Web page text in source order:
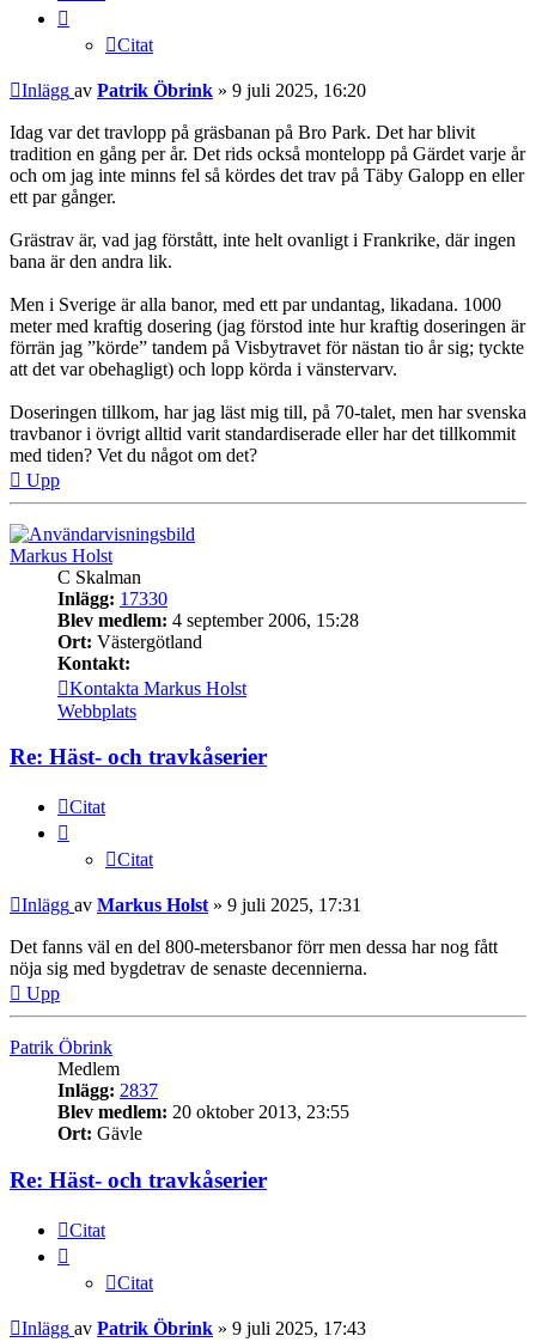
Citat
Inlägg av Patrik Öbrink » 9 juli 2025, 16:20
Idag var det travlopp på gräsbanan på Bro Park. Det har blivit
tradition en gång per år. Det rids också montelopp på Gärdet varje år
och om jag inte minns fel så kördes det trav på Täby Galopp en eller
ett par gånger.
Grästrav är, vad jag förstått, inte helt ovanligt i Frankrike, där ingen
bana är den andra lik.
Men i Sverige är alla banor, med ett par undantag, likadana. 1000
meter med kraftig dosering (jag förstod inte hur kraftig doseringen är
förrän jag ”körde” tandem på Visbytravet för nästan tio år sig; tyckte
att det var obehagligt) och lopp körda i vänstervarv.
Doseringen tillkom, har jag läst mig till, på 70-talet, men har svenska
travbanor i övrigt alltid varit standardiserade eller har det tillkommit
med tiden? Vet du något om det?
Upp
Markus Holst
C Skalman
Inlägg: 17330
Blev medlem: 4 september 2006, 15:28
Ort: Västergötland
Kontakt:
Kontakta Markus Holst
Webbplats
Re: Häst- och travkåserier
Citat
Citat
Inlägg av Markus Holst » 9 juli 2025, 17:31
Det fanns väl en del 800-metersbanor förr men dessa har nog fått
nöja sig med bygdetrav de senaste decennierna.
Upp
Patrik Öbrink
Medlem
Inlägg: 2837
Blev medlem: 20 oktober 2013, 23:55
Ort: Gävle
Re: Häst- och travkåserier
Citat
Citat
Inlägg av Patrik Öbrink » 9 juli 2025, 17:43